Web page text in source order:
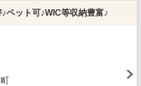
ット可♪WIC等収納豊富♪